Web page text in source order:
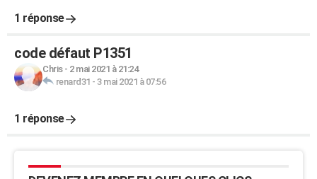
1 réponse
code défaut P1351
Chris- 2 mai 2021 à 21:24
renard31 - 3 mai 2021 à 07:56
1 réponse